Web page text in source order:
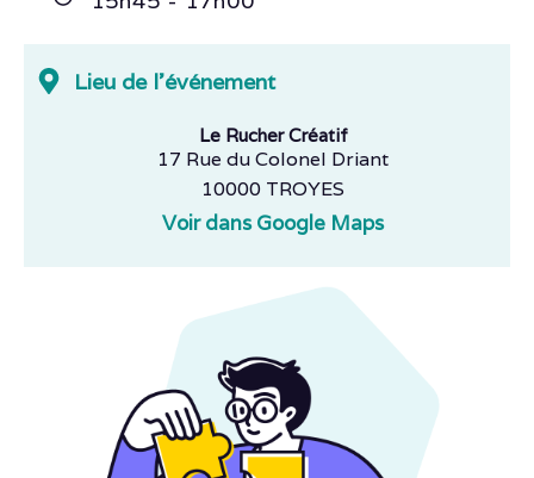
Lieu de l'événement
Le Rucher Créatif
17 Rue du Colonel Driant
10000 TROYES
Voir dans Google Maps